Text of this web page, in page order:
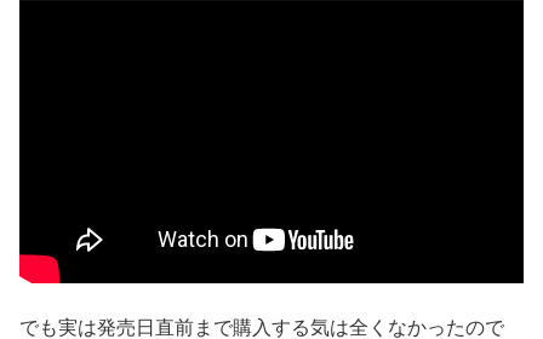
でも実は発売日直前まで購入する気は全くなかったので